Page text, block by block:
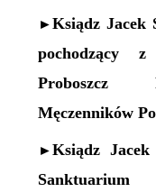
►Ksiądz Jacek
pochodzący
Proboszcz
Męczenników
►Ksiądz
Sanktuarium